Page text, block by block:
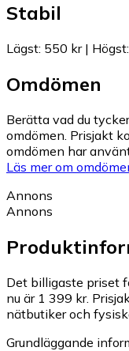
Stabil
Lägst: 550 kr| Högst:
Omdömen
Berätta vad du
omdömen. Prisjakt
omdömen har
Läs mer om
Annons
Annons
Det billigaste priset
nu är 1 399 kr.
nätbutiker och
Grundläggande